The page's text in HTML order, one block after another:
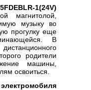
1(24V)
магнитолой,
музыку во
прогулку еще
В
родители
машины,
освоиться.